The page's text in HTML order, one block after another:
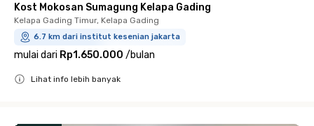
Kost Mokosan Sumagung Kelapa Gading
Kelapa Gading Timur, Kelapa Gading
6.7 km dari institut kesenian jakarta
mulai dari Rp1.650.000 /bulan
Lihat info lebih banyak